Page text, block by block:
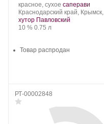
Производитель:
Olymp
Winery.
красное, сухое .
Сорт
винограда:
саперави
Регион:
Краснодарский край, Крымск,
хутор Павловский
Крепость
10 %. Объем
0.75 л
Товар распродан
РТ-00002848